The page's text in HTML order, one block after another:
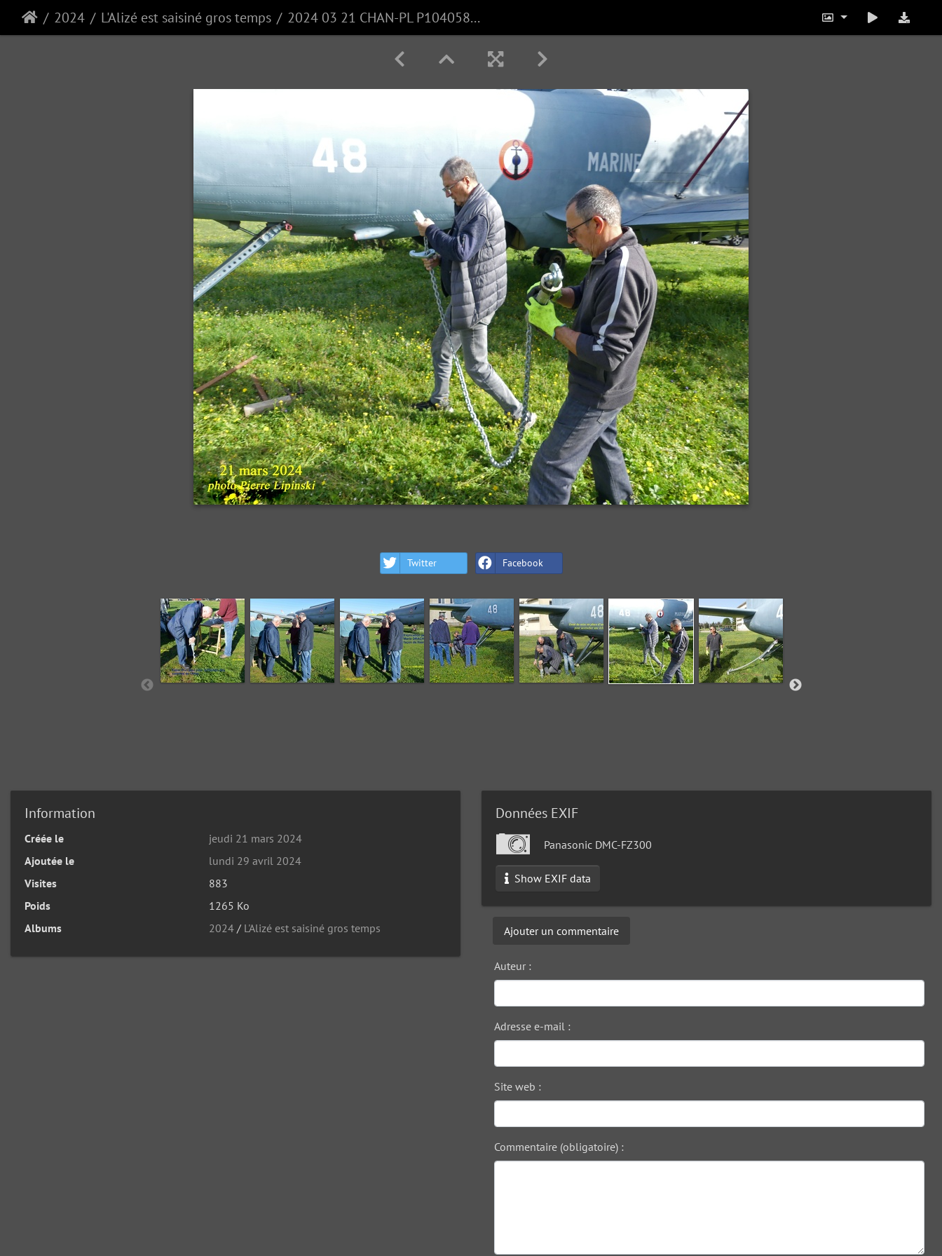
2024 L'Alizé est saisiné gros temps 2024 03 21 CHAN-PL P1040589 ALM48 Saisines A.Tarradellas D.Carlier
Twitter Facebook
Information
Créée le
jeudi 21 mars 2024
Ajoutée le
lundi 29 avril 2024
Visites
883
Poids
1265 Ko
Albums
2024 / L'Alizé est saisiné gros temps
Données EXIF
Panasonic DMC-FZ300
Show EXIF data
Ajouter un commentaire
Auteur :
Adresse e-mail :
Site web :
Commentaire (obligatoire) :